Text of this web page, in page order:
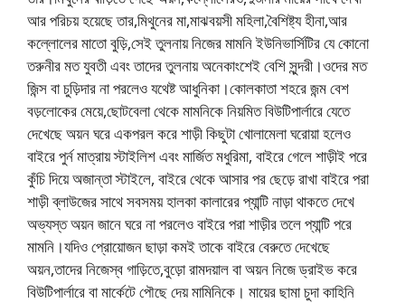
আর পরিচয় হয়েছে তার,মিথুনের মা,মাঝবয়সী মহিলা,বৈশিষ্ট্য হীনা,আর
কল্লোলের মাতো বুড়ি,সেই তুলনায় নিজের মামনি ইউনিভার্সিটির যে কোনো
তরুনীর মত যুবতী এবং তাদের তুলনায় অনেকাংশেই বেশি সুন্দরী।ওদের মত
জিন্স বা চুড়িদার না পরলেও যথেষ্ট আধুনিকা।কোলকাতা শহরে জন্ম বেশ
বড়লোকের মেয়ে,ছোটবেলা থেকে মামনিকে নিয়মিত বিউটিপার্লারে যেতে
দেখেছে অয়ন ঘরে একপরল করে শাড়ী কিছুটা খোলামেলা ঘরোয়া হলেও
বাইরে পুর্ন মাত্রায় স্টাইলিশ এবং মার্জিত মধুরিমা, বাইরে গেলে শাড়ীই পরে
কুঁচি দিয়ে অজান্তা স্টাইলে, বাইরে থেকে আসার পর ছেড়ে রাখা বাইরে পরা
শাড়ী ব্লাউজের সাথে সবসময় হালকা কালারের প্যান্টি নাড়া থাকতে দেখে
অভ্যস্ত অয়ন জানে ঘরে না পরলেও বাইরে পরা শাড়ীর তলে প্যান্টি পরে
মামনি।যদিও প্রোয়োজন ছাড়া কমই তাকে বাইরে বেরুতে দেখেছে
অয়ন,তাদের নিজেস্ব গাড়িতে,বুড়ো রামদয়াল বা অয়ন নিজে ড্রাইভ করে
বিউটিপার্লারে বা মার্কেটে পৌছে দেয় মামিনিকে। মায়ের ছামা চুদা কাহিনি